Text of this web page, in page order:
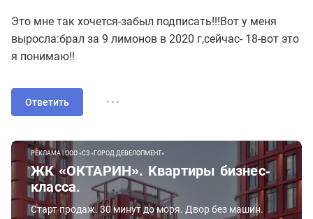
Это мне так хочется-забыл подписать!!!Вот у меня
выросла:брал за 9 лимонов в 2020 г,сейчас- 18-вот это
я понимаю!!
Ответить ...
РЕКЛАМА | ООО «СЗ «ГОРОД ДЕВЕЛОПМЕНТ»
ЖК «ОКТАРИН». Квартиры бизнес-
класса.
Старт продаж. 30 минут до моря. Двор без машин.